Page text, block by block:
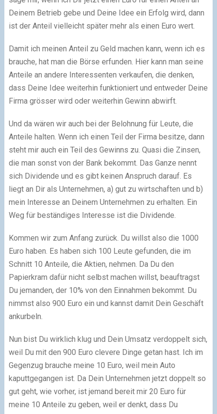
Deinem Betrieb gebe und Deine Idee ein Erfolg wird, dann
ist der Anteil vielleicht später mehr als einen Euro wert.
Damit ich meinen Anteil zu Geld machen kann, wenn ich es
brauche, hat man die Börse erfunden. Hier kann man seine
Anteile an andere Interessenten verkaufen, die denken,
dass Deine Idee weiterhin funktioniert und entweder Deine
Firma grösser wird oder weiterhin Gewinn abwirft.
Und da wären wir auch bei der Belohnung für Leute, die
Anteile halten. Wenn ich einen Teil der Firma besitze, dann
steht mir auch ein Teil des Gewinns zu. Quasi die Zinsen,
die man sonst von der Bank bekommt. Das Ganze nennt
sich Dividende und es gibt keinen Anspruch darauf. Es
liegt an Dir als Unternehmen, a) gut zu wirtschaften und b)
mein Interesse an Deinem Unternehmen zu erhalten. Ein
Weg für beständiges Interesse ist die Dividende.
Kommen wir zum Anfang zurück. Du willst also die 1000
Euro haben. Es haben sich 100 Leute gefunden, die im
Schnitt 10 Anteile, die Aktien, nehmen. Da Du den
Papierkram dafür nicht selbst machen willst, beauftragst
Du jemanden, der 10% von den Einnahmen bekommt. Du
nimmst also 900 Euro ein und kannst damit Dein Geschäft
ankurbeln.
Nun bist Du wirklich klug und Dein Umsatz verdoppelt sich,
weil Du mit den 900 Euro clevere Dinge getan hast. Ich im
Gegenzug brauche meine 10 Euro, weil mein Auto
kaputtgegangen ist. Da Dein Unternehmen jetzt doppelt so
gut geht, wie vorher, ist jemand bereit mir 20 Euro für
meine 10 Anteile zu geben, weil er denkt, dass Du